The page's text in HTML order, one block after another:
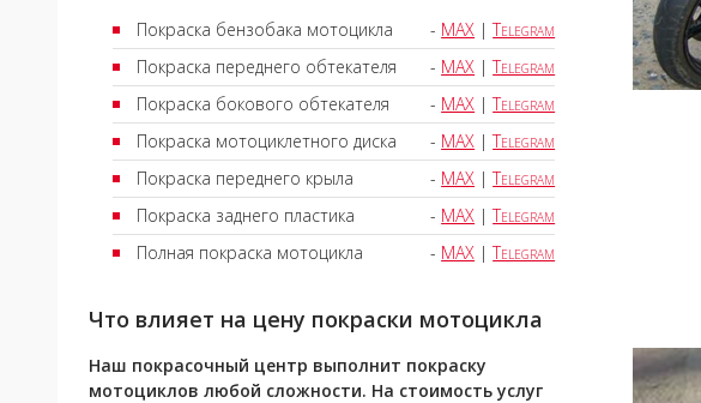
Покраска бензобака мотоцикла
- MAX |Telegram
Покраска переднего обтекателя
- MAX |Telegram
Покраска бокового обтекателя
- MAX |Telegram
Покраска мотоциклетного диска
- MAX |Telegram
Покраска переднего крыла
- MAX |Telegram
Покраска заднего пластика
- MAX |Telegram
Полная покраска мотоцикла
- MAX |Telegram
Что влияет на цену покраски мотоцикла
Наш покрасочный центр выполнит покраску
мотоциклов любой сложности. На стоимость услуг